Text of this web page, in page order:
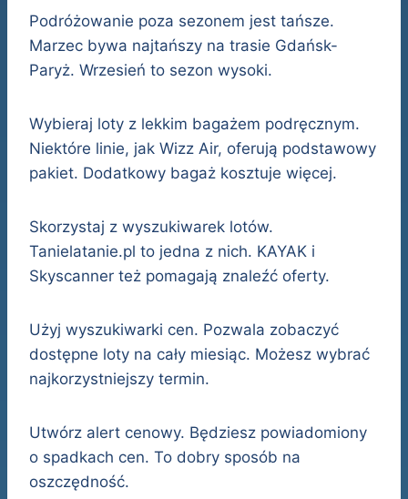
Podróżowanie poza sezonem jest tańsze.
Marzec bywa najtańszy na trasie Gdańsk-
Paryż. Wrzesień to sezon wysoki.
Wybieraj loty z lekkim bagażem podręcznym.
Niektóre linie, jak Wizz Air, oferują podstawowy
pakiet. Dodatkowy bagaż kosztuje więcej.
Skorzystaj z wyszukiwarek lotów.
Tanielatanie.pl to jedna z nich. KAYAK i
Skyscanner też pomagają znaleźć oferty.
Użyj wyszukiwarki cen. Pozwala zobaczyć
dostępne loty na cały miesiąc. Możesz wybrać
najkorzystniejszy termin.
Utwórz alert cenowy. Będziesz powiadomiony
o spadkach cen. To dobry sposób na
oszczędność.